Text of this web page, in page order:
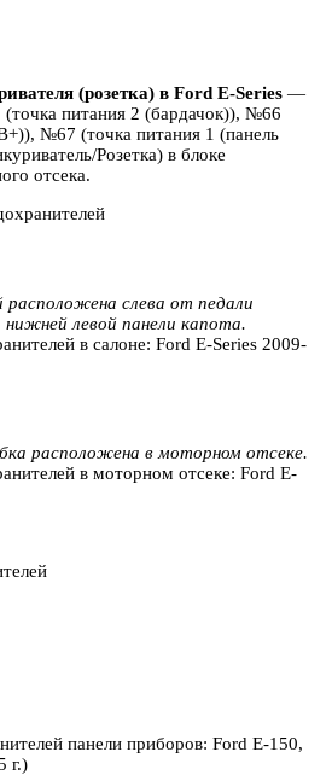
(розетка) в Ford E-Series —
питания 2 (бардачок)), №66
№67 (точка питания 1 (панель
Розетка) в блоке
отсека.
расположена слева от педали
нижней левой панели капота.
расположена в моторном отсеке.